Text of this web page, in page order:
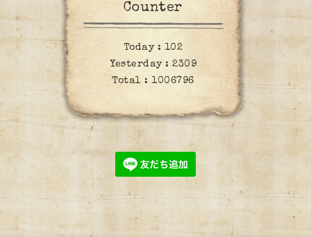
Counter
Today : 102
Yesterday : 2309
Total :1006796